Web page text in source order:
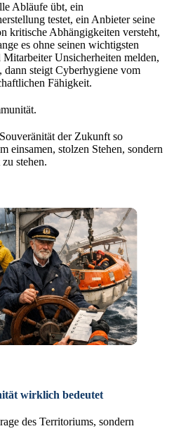
Abläufe übt, ein
testet, ein Anbieter seine
kritische Abhängigkeiten versteht,
es ohne seinen wichtigsten
Unsicherheiten melden,
steigt Cyberhygiene vom
Fähigkeit.
der Zukunft so
einsamen, stolzen Stehen, sondern
stehen.
wirklich bedeutet
des Territoriums, sondern